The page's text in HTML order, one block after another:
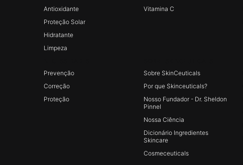
Antioxidante
Proteção Solar
Hidratante
Limpeza
Vitamina C
Prevenção
Correção
Proteção
Sobre SkinCeuticals
Por que Skinceuticals?
Nosso Fundador - Dr. Sheldon
Pinnel
Nossa Ciência
Dicionário Ingredientes
Skincare
Cosmeceuticals